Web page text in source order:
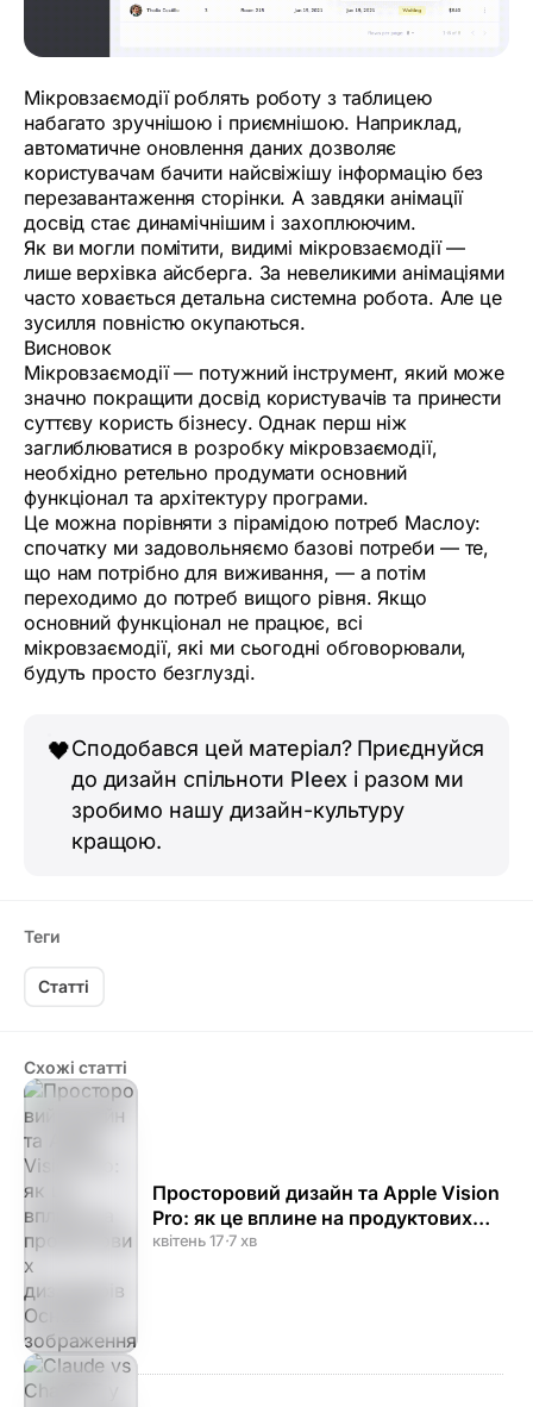
Мікровзаємодії роблять роботу з таблицею
набагато зручнішою і приємнішою. Наприклад,
автоматичне оновлення даних дозволяє
користувачам бачити найсвіжішу інформацію без
перезавантаження сторінки. А завдяки анімації
досвід стає динамічнішим і захоплюючим.
Як ви могли помітити, видимі мікровзаємодії —
лише верхівка айсберга. За невеликими анімаціями
часто ховається детальна системна робота. Але це
зусилля повністю окупаються.
Висновок
Мікровзаємодії — потужний інструмент, який може
значно покращити досвід користувачів та принести
суттєву користь бізнесу. Однак перш ніж
заглиблюватися в розробку мікровзаємодії,
необхідно ретельно продумати основний
функціонал та архітектуру програми.
Це можна порівняти з пірамідою потреб Маслоу:
спочатку ми задовольняємо базові потреби — те,
що нам потрібно для виживання, — а потім
переходимо до потреб вищого рівня. Якщо
основний функціонал не працює, всі
мікровзаємодії, які ми сьогодні обговорювали,
будуть просто безглузді.
🖤Сподобався цей матеріал? Приєднуйся
до дизайн спільноти Pleex і разом ми
зробимо нашу дизайн-культуру
кращою.
Теги
Статті
Схожі статті
Просторовий дизайн та Apple Vision
Pro: як це вплине на продуктових
дизайнерів
квітень 17·7 хв